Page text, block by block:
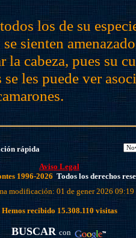
los de su
sienten
la cabeza, pues su
les puede ver
rápida
Aviso Legal
1996-2026 Todos los derechos
modificación: 01 de gener 2026 09:19
Hemos recibido 15.308.110 visitas
BUSCAR con